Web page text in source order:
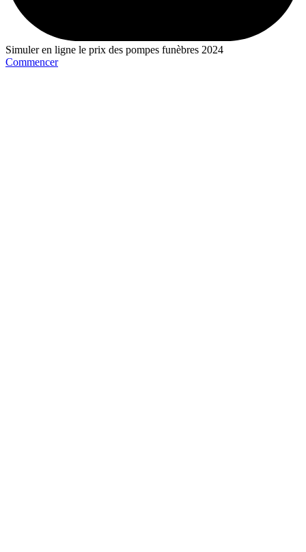
Simuler en ligne le prix des pompes funèbres 2024
Commencer